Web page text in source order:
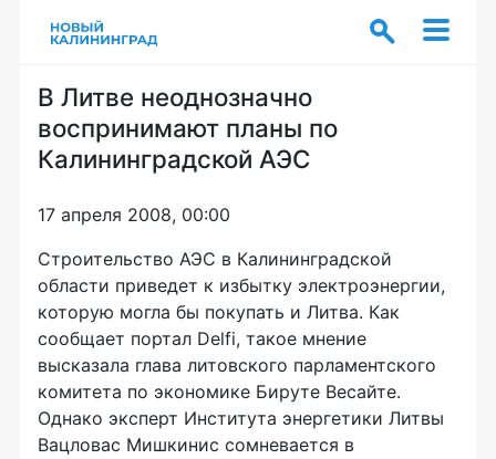
В Литве неоднозначно
воспринимают планы по
Калининградской АЭС
17 апреля 2008, 00:00
Строительство АЭС в Калининградской
области приведет к избытку электроэнергии,
которую могла бы покупать и Литва. Как
сообщает портал Delfi, такое мнение
высказала глава литовского парламентского
комитета по экономике Бируте Весайте.
Однако эксперт Института энергетики Литвы
Вацловас Мишкинис сомневается в